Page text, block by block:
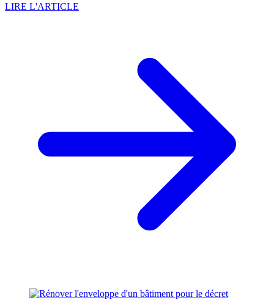
LIRE L'ARTICLE